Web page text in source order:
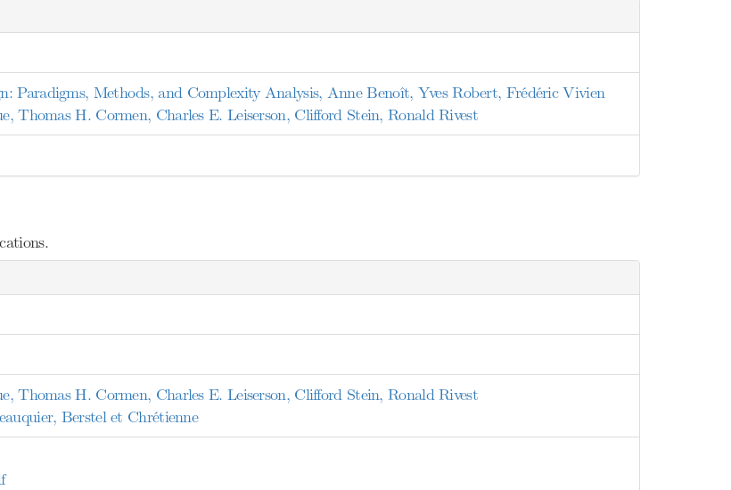
Paradigms, Methods, and Complexity Analysis, Anne Benoît, Yves Robert, Frédéric Vivien
Thomas H. Cormen, Charles E. Leiserson, Clifford Stein, Ronald Rivest
Thomas H. Cormen, Charles E. Leiserson, Clifford Stein, Ronald Rivest
Berstel et Chrétienne